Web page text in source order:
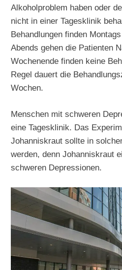
Alkoholproblem haben oder
nicht in einer Tagesklinik
Behandlungen finden
Abends gehen die Patienten
Wochenende finden keine
Regel dauert die
Wochen.
Menschen mit schweren
eine Tagesklinik. Das
Johanniskraut sollte in
werden, denn Johanniskraut
schweren Depressionen.